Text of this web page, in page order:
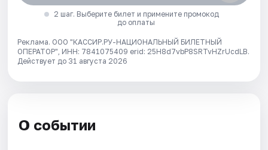
2 шаг. Выберите билет и примените промокод
до оплаты
Реклама. ООО "КАССИР.РУ-НАЦИОНАЛЬНЫЙ БИЛЕТНЫЙ
ОПЕРАТОР", ИНН: 7841075409 erid: 25H8d7vbP8SRTvHZrUcdLB.
Действует до 31 августа 2026
О событии